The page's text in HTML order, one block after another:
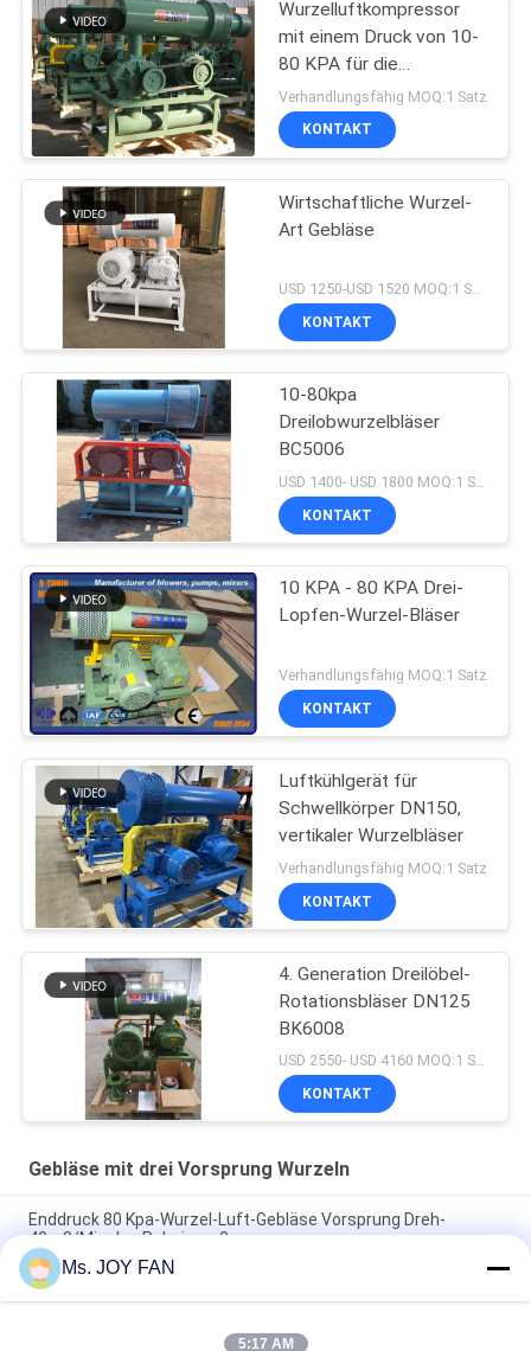
Wurzelluftkompressor
mit einem Druck von 10-
80 KPA für die
Abwasserbehandlung
Verhandlungsfähig MOQ:1 Satz
KONTAKT
Wirtschaftliche Wurzel-
Art Gebläse
USD 1250-USD 1520 MOQ:1 Satz
KONTAKT
10-80kpa
Dreilobwurzelbläser
BC5006
USD 1400- USD 1800 MOQ:1 Satz
KONTAKT
10 KPA - 80 KPA Drei-
Lopfen-Wurzel-Bläser
Verhandlungsfähig MOQ:1 Satz
KONTAKT
Luftkühlgerät für
Schwellkörper DN150,
vertikaler Wurzelbläser
Verhandlungsfähig MOQ:1 Satz
KONTAKT
4. Generation Dreilöbel-
Rotationsbläser DN125
BK6008
USD 2550- USD 4160 MOQ:1 Satz
KONTAKT
Gebläse mit drei Vorsprung Wurzeln
Enddruck 80 Kpa-Wurzel-Luft-Gebläse Vorsprung Dreh-
40m3/Min des Roheisen-3
10" 80kpa 71.52m3/Min 132kw Gusseisen Drei-Lob-Wurzel-
Bläser
Ms. JOY FAN
5:17 AM